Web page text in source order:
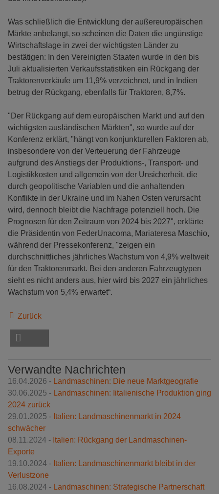
Was schließlich die Entwicklung der außereuropäischen
Märkte anbelangt, so scheinen die Daten die ungünstige
Wirtschaftslage in zwei der wichtigsten Länder zu
bestätigen: In den Vereinigten Staaten wurde in den bis
Juli aktualisierten Verkaufsstatistiken ein Rückgang der
Traktorenverkäufe um 11,9% verzeichnet, und in Indien
betrug der Rückgang, ebenfalls für Traktoren, 8,7%.
"Der Rückgang auf dem europäischen Markt und auf den
wichtigsten ausländischen Märkten", so wurde auf der
Konferenz erklärt, "hängt von konjunkturellen Faktoren ab,
insbesondere von der Verteuerung der Fahrzeuge
aufgrund des Anstiegs der Produktions-, Transport- und
Logistikkosten und allgemein von der Unsicherheit, die
durch geopolitische Variablen und die anhaltenden
Konflikte in der Ukraine und im Nahen Osten verursacht
wird, dennoch bleibt die Nachfrage potenziell hoch. Die
Prognosen für den Zeitraum von 2024 bis 2027", erklärte
die Präsidentin von FederUnacoma, Mariateresa Maschio,
während der Pressekonferenz, "zeigen ein
durchschnittliches jährliches Wachstum von 4,9% weltweit
für den Traktorenmarkt. Bei den anderen Fahrzeugtypen
sieht es nicht anders aus, hier wird bis 2027 ein jährliches
Wachstum von 5,4% erwartet“.
Zurück
Verwandte Nachrichten
16.04.2026 - Landmaschinen: Die neue Marktgeografie
30.06.2025 - Landmaschinen: Iitalienische Produktion ging
2024 zurück
29.01.2025 - Italien: Landmaschinenmarkt in 2024
schwächer
08.11.2024 - Italien: Rückgang der Landmaschinen-
Exporte
19.10.2024 - Italien: Landmaschinenmarkt bleibt in der
Verlustzone
16.08.2024 - Landmaschinen: Strategische Partnerschaft